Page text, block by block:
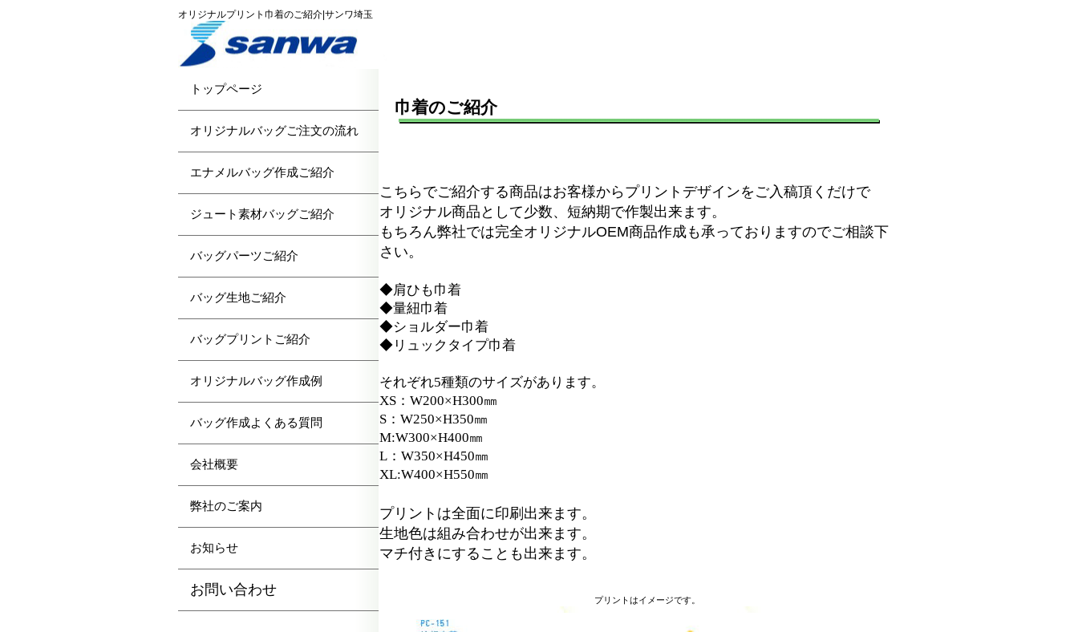
オリジナルプリント巾着のご紹介|サンワ埼玉
巾着のご紹介
こちらでご紹介する商品はお客様からプリントデザインをご入稿頂くだけで
オリジナル商品として少数、短納期で作製出来ます。
もちろん弊社では完全オリジナルOEM商品作成も承っておりますのでご相談下
さい。
◆肩ひも巾着
◆量紐巾着
◆ショルダー巾着
◆リュックタイプ巾着
それぞれ5種類のサイズがあります。
XS：W200×H300㎜
S：W250×H350㎜
M:W300×H400㎜
L：W350×H450㎜
XL:W400×H550㎜
プリントは全面に印刷出来ます。
生地色は組み合わせが出来ます。
マチ付きにすることも出来ます。
プリントはイメージです。
トップページ
オリジナルバッグご注文の流れ
エナメルバッグ作成ご紹介
ジュート素材バッグご紹介
バッグパーツご紹介
バッグ生地ご紹介
バッグプリントご紹介
オリジナルバッグ作成例
バッグ作成よくある質問
会社概要
弊社のご案内
お知らせ
お問い合わせ